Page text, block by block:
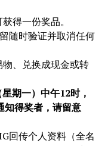
得一份奖品。
随时验证并取消任何
、兑换成现金或转
期一）中午12时，
知得奖者，请留意
回传个人资料（全名